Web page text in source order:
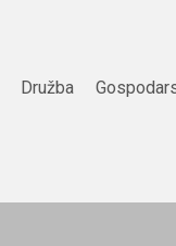
Družba